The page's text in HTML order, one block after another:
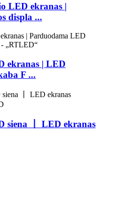
LED ekranas |
displa ...
ekranas | LED
F ...
siena 丨 LED ekranas